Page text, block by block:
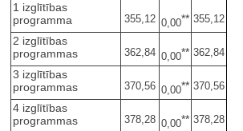
1 izglītības
programma
355,12 0,00** 355,12
2 izglītības
programmas
362,84 0,00** 362,84
3 izglītības
programmas
370,56 0,00** 370,56
4 izglītības
programmas
378,28 0,00** 378,28